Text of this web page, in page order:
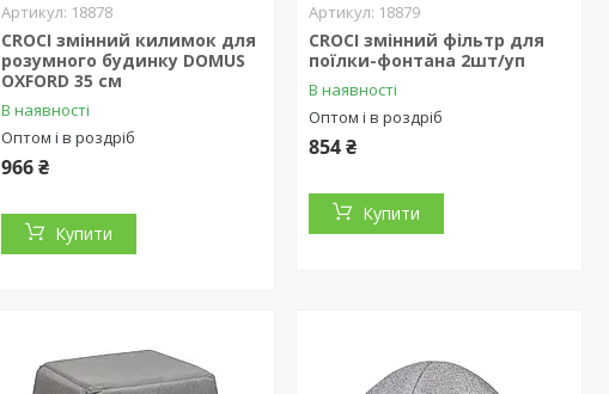
18878
CROCI змінний килимок для
розумного будинку DOMUS
OXFORD 35 см
В наявності
Оптом і в роздріб
966 ₴
Купити
18879
CROCI змінний фільтр для
поїлки-фонтана 2шт/уп
В наявності
Оптом і в роздріб
854 ₴
Купити